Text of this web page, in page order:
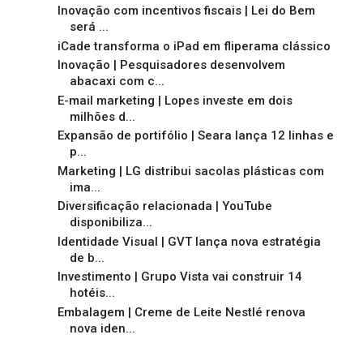
Inovação com incentivos fiscais | Lei do Bem
será ...
iCade transforma o iPad em fliperama clássico
Inovação | Pesquisadores desenvolvem
abacaxi com c...
E-mail marketing | Lopes investe em dois
milhões d...
Expansão de portifólio | Seara lança 12 linhas e
p...
Marketing | LG distribui sacolas plásticas com
ima...
Diversificação relacionada | YouTube
disponibiliza...
Identidade Visual | GVT lança nova estratégia
de b...
Investimento | Grupo Vista vai construir 14
hotéis...
Embalagem | Creme de Leite Nestlé renova
nova iden...